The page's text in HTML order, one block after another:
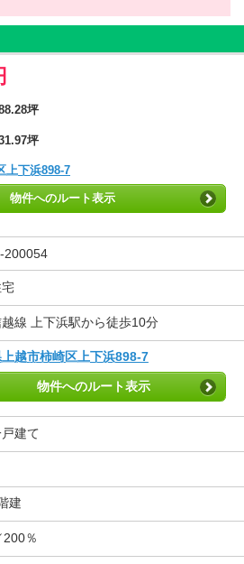
坪
坪
上下浜898-7
物件へのルート表示
200054
線 上下浜駅から徒歩10分
越市柿崎区上下浜898-7
物件へのルート表示
建て
建
％